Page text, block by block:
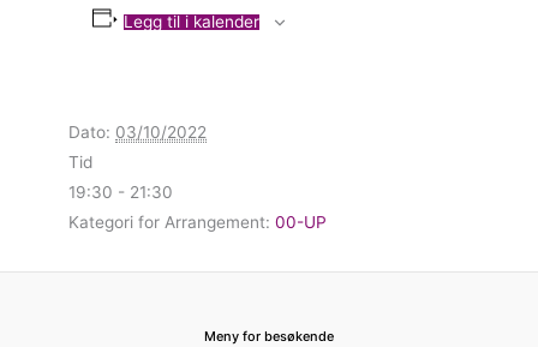
Legg til i kalender
Dato: 03/10/2022
Tid
19:30 - 21:30
Kategori for Arrangement: 00-UP
Meny for besøkende